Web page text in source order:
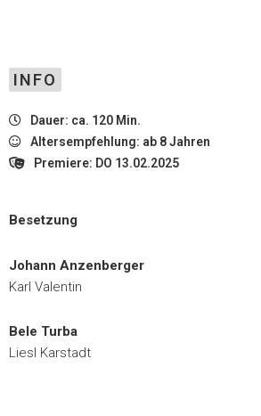
INFO
Dauer: ca. 120 Min.
Altersempfehlung: ab 8 Jahren
Premiere: DO 13.02.2025
Besetzung
Johann Anzenberger
Karl Valentin
Bele Turba
Liesl Karstadt